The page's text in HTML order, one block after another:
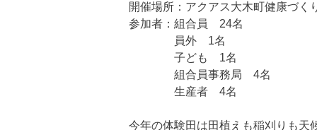
開催場所：アクアス大木町健康づ
参加者：組合員 24名
員外 1名
子ども 1名
組合員事務局 4名
生産者 4名
今年の体験田は田植えも稲刈りも天